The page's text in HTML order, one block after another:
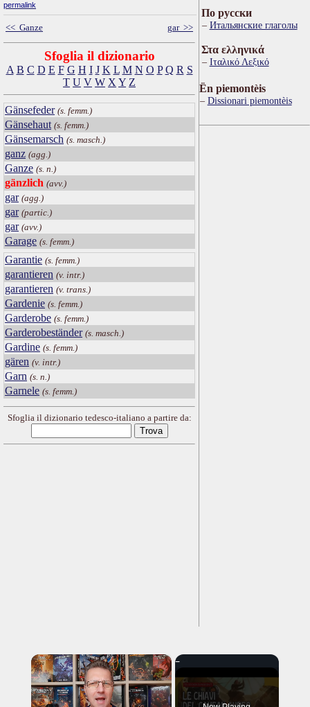
permalink
<< Ganze gar >>
Sfoglia il dizionario
A B C D E F G H I J K L M N O P Q R S
T U V W X Y Z
Gänsefeder (s. femm.)
Gänsehaut (s. femm.)
Gänsemarsch (s. masch.)
ganz (agg.)
Ganze (s. n.)
gänzlich (avv.)
gar (agg.)
gar (partic.)
gar (avv.)
Garage (s. femm.)
Garantie (s. femm.)
garantieren (v. intr.)
garantieren (v. trans.)
Gardenie (s. femm.)
Garderobe (s. femm.)
Garderobeständer (s. masch.)
Gardine (s. femm.)
gären (v. intr.)
Garn (s. n.)
Garnele (s. femm.)
Sfoglia il dizionario tedesco-italiano a partire da:
По русски
Итальянские глаголы
Στα ελληνικά
Ιταλικό Λεξικό
Ën piemontèis
Dissionari piemontèis
×